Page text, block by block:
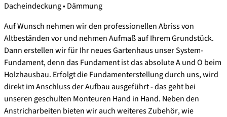
Dacheindeckung • Dämmung
Auf Wunsch nehmen wir den professionellenAbrissvon
Altbeständen vor und nehmenAufmaßauf Ihrem Grundstück.
Dann erstellen wir für Ihr neues Gartenhaus unserSystem-
Fundament, denn das Fundament ist das absolute A und O beim
Holzhausbau. Erfolgt die Fundamenterstellung durch uns, wird
direkt im Anschluss derAufbauausgeführt - das geht bei
unseren geschulten Monteuren Hand in Hand. Neben den
Anstricharbeiten bieten wir auch weiteresZubehör, wie